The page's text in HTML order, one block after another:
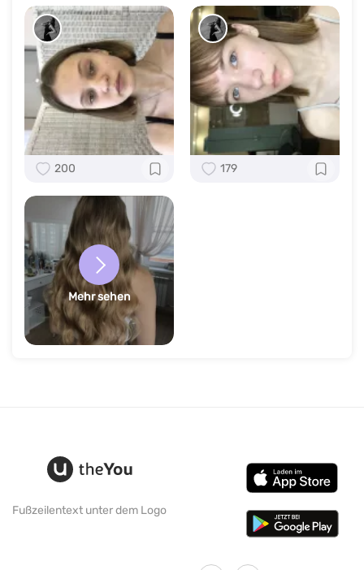
200 179
Mehr sehen
Fußzeilentext unter dem Logo